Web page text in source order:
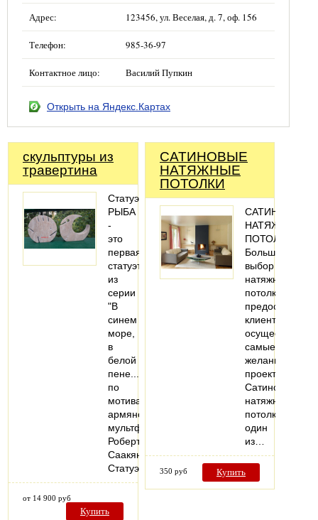
Адрес: 123456, ул. Веселая, д. 7, оф. 156
Телефон: 985-36-97
Контактное лицо: Василий Пупкин
Открыть на Яндекс.Картах
скульптуры из
травертина
Статуэтка
РЫБА
-
это
первая
статуэтка
из
серии
"В
синем
море,
в
белой
пене..."
по
мотивам
армянского
мультфильма
Роберта
Саакянца.
Статуэтка…
от 14 900 руб
Купить
САТИНОВЫЕ
НАТЯЖНЫЕ
ПОТОЛКИ
САТИНОВЫЕ
НАТЯЖНЫЕ
ПОТОЛКИ
Большой
выбор
натяжных
потолков
предоставляет
клиенту
осуществить
самые
желанные
проекты.
Сатиновые
натяжные
потолки-
один
из…
350 руб Купить